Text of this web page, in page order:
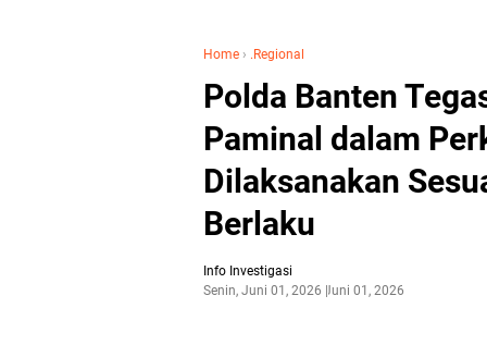
Home › .Regional
Polda Banten
Paminal dalam
Dilaksanakan
Berlaku
Info Investigasi
Senin, Juni 01, 2026 Juni 01, 2026